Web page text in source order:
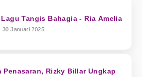
Tangis Bahagia - Ria Amelia
30 Januari 2025
Penasaran, Rizky Billar Ungkap